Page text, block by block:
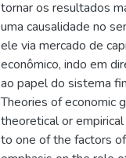
tornar os resultados
uma causalidade no
ele via mercado de
econômico, indo em
ao papel do sistema
Theories of economic
theoretical or
to one of the factors